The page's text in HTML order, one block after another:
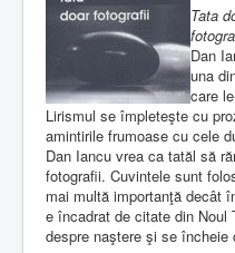
Tata
Dan
una
care
Lirismul se împleteşte cu
amintirile frumoase cu cele
Dan Iancu vrea ca tatăl să
fotografii. Cuvintele sunt
mai multă importanţă decât
e încadrat de citate din
despre naştere şi se încheie